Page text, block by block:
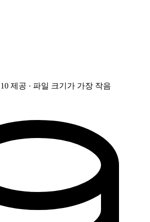
제공 · 파일 크기가 가장 작음